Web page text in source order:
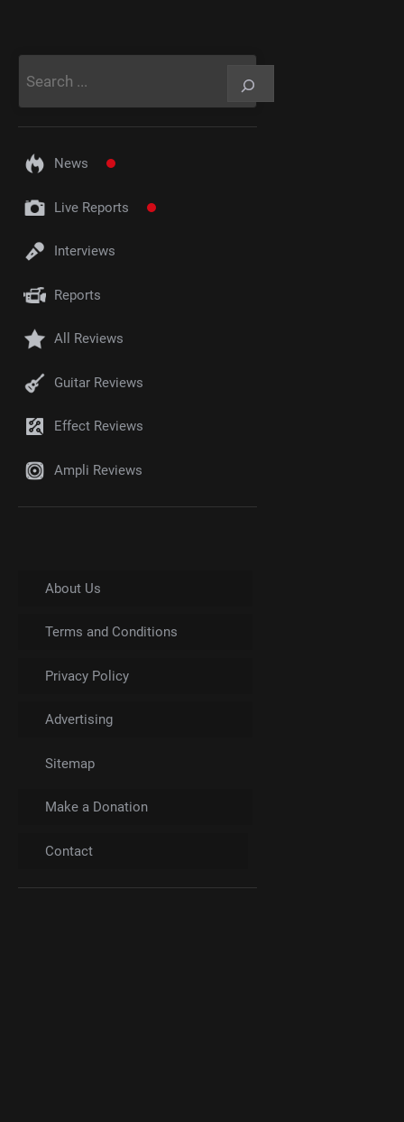
News
Live Reports
Interviews
Reports
All Reviews
Guitar Reviews
Effect Reviews
Ampli Reviews
About Us
Terms and Conditions
Privacy Policy
Advertising
Sitemap
Make a Donation
Contact